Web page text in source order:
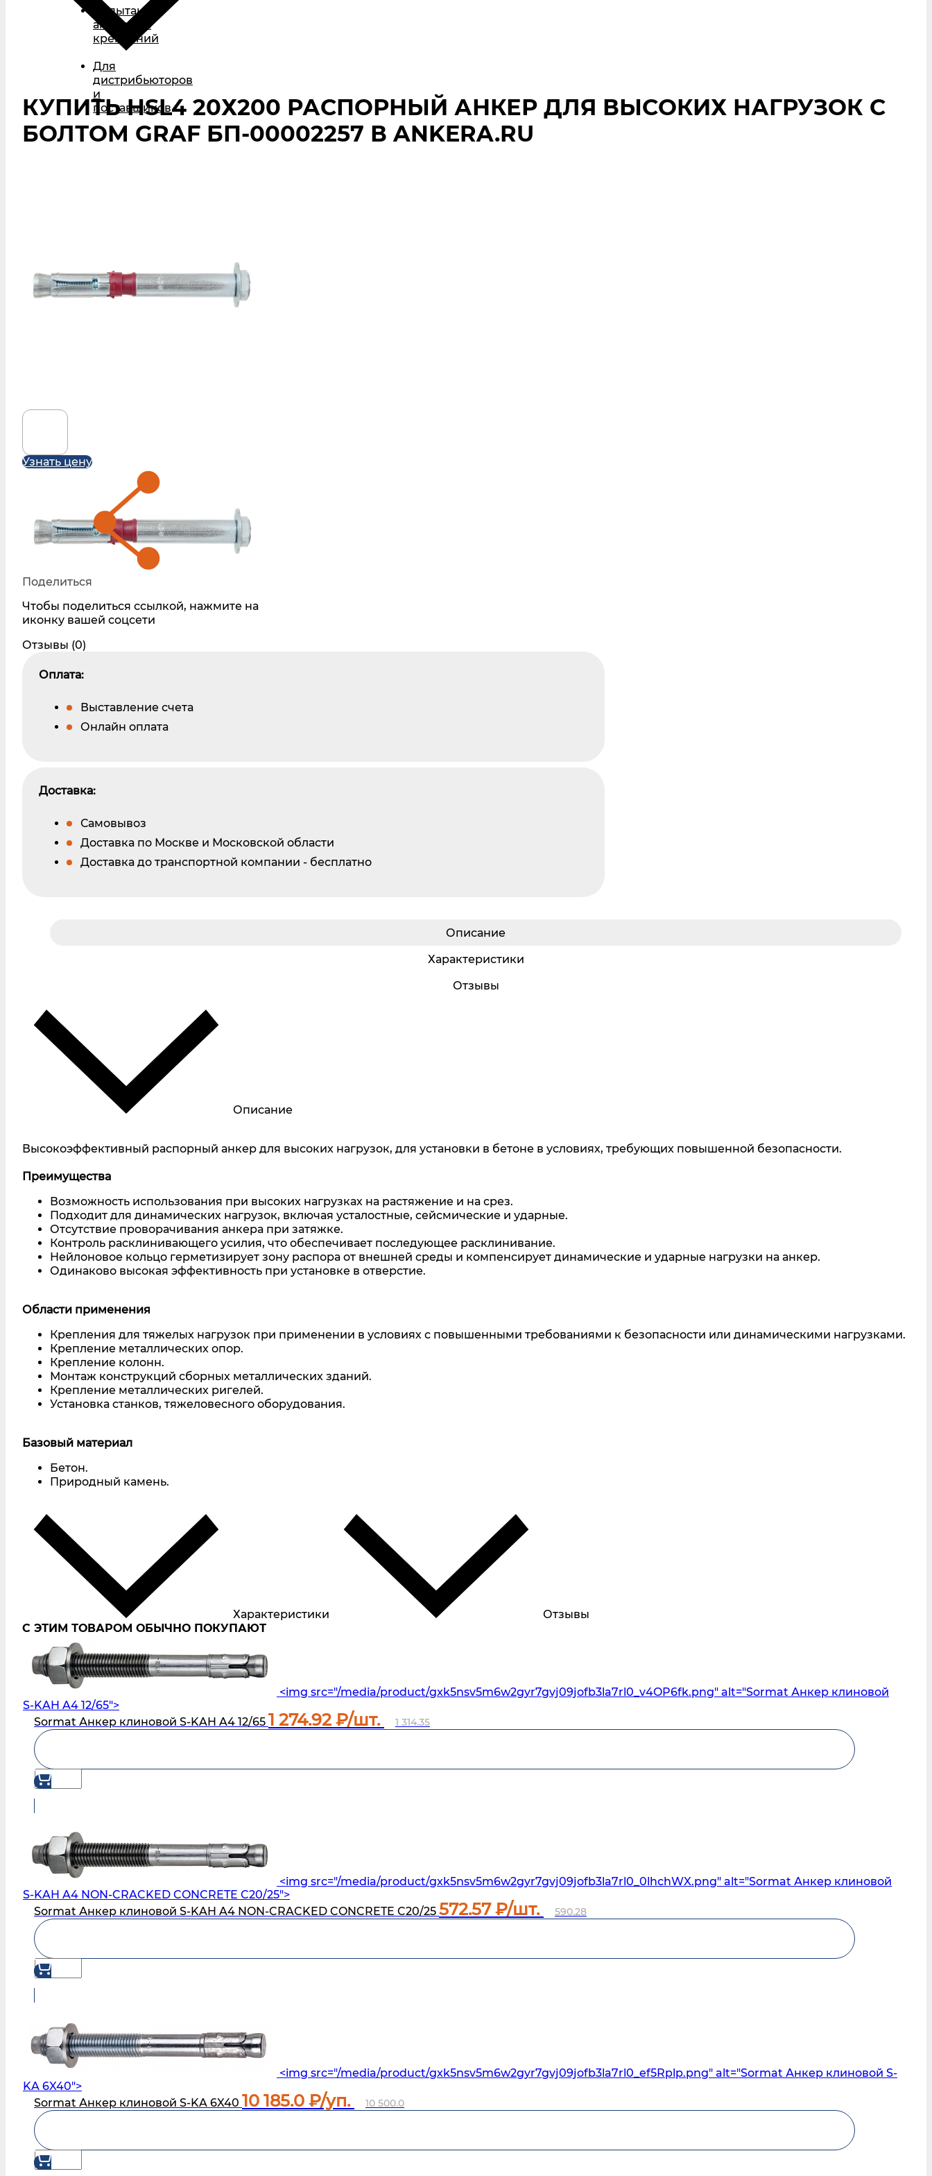
Испытания
анкерных
креплений
Для
дистрибьюторов
и
поставщиков
КУПИТЬ HSL4 20Х200 РАСПОРНЫЙ АНКЕР ДЛЯ ВЫСОКИХ НАГРУЗОК С
БОЛТОМ GRAF БП-00002257 В ANKERA.RU
Узнать цену
Поделиться
Чтобы поделиться ссылкой, нажмите на
иконку вашей соцсети
Отзывы (0)
Оплата:
Выставление счета
Онлайн оплата
Доставка:
Самовывоз
Доставка по Москве и Московской области
Доставка до транспортной компании - бесплатно
Описание
Характеристики
Отзывы
Описание
Высокоэффективный распорный анкер для высоких нагрузок, для установки в бетоне в условиях, требующих повышенной безопасности.
Преимущества
Возможность использования при высоких нагрузках на растяжение и на срез.
Подходит для динамических нагрузок, включая усталостные, сейсмические и ударные.
Отсутствие проворачивания анкера при затяжке.
Контроль расклинивающего усилия, что обеспечивает последующее расклинивание.
Нейлоновое кольцо герметизирует зону распора от внешней среды и компенсирует динамические и ударные нагрузки на анкер.
Одинаково высокая эффективность при установке в отверстие.
Области применения
Крепления для тяжелых нагрузок при применении в условиях с повышенными требованиями к безопасности или динамическими нагрузками.
Крепление металлических опор.
Крепление колонн.
Монтаж конструкций сборных металлических зданий.
Крепление металлических ригелей.
Установка станков, тяжеловесного оборудования.
Базовый материал
Бетон.
Природный камень.
Характеристики
Отзывы
С ЭТИМ ТОВАРОМ ОБЫЧНО ПОКУПАЮТ
<img src="/media/product/gxk5nsv5m6w2gyr7gvj09jofb3la7rl0_v4OP6fk.png" alt="Sormat Анкер клиновой
S‑KAH A4 12/65">
Sormat Анкер клиновой S‑KAH A4 12/65 1 274.92 ₽/шт. 1 314.35
<img src="/media/product/gxk5nsv5m6w2gyr7gvj09jofb3la7rl0_0lhchWX.png" alt="Sormat Анкер клиновой
S‑KAH A4 NON-CRACKED CONCRETE C20/25">
Sormat Анкер клиновой S‑KAH A4 NON-CRACKED CONCRETE C20/25 572.57₽/шт. 590.28
<img src="/media/product/gxk5nsv5m6w2gyr7gvj09jofb3la7rl0_ef5Rplp.png" alt="Sormat Анкер клиновой S-
KA 6X40">
Sormat Анкер клиновой S-KA 6X40 10 185.0 ₽/уп. 10 500.0